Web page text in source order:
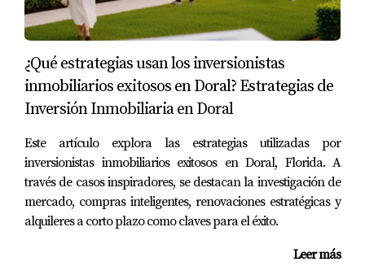
descubrieron que podían destinar hasta un 30% de sus
ingresos mensuales al pago de la hipoteca. Con la ayuda
de su agente inmobiliario, encontraron una casa dentro
de su presupuesto y consideraron todos los gastos
adicionales antes de hacer una oferta. Al final, lograron
estabilidad financiera.
Caso 2: El Sr. Gómez
El Sr. Gómez era soltero y buscaba invertir en bienes
inmobiliario en Doral y se dio cuenta de que había
¿Qué estrategias usan los inversionistas
inmobiliarios exitosos en Doral? Estrategias de
Inversión Inmobiliaria en Doral
Este artículo explora las estrategias utilizadas por
inversionistas inmobiliarios exitosos en Doral, Florida. A
través de casos inspiradores, se destacan la investigación de
mercado, compras inteligentes, renovaciones estratégicas y
alquileres a corto plazo como claves para el éxito.
Leer más